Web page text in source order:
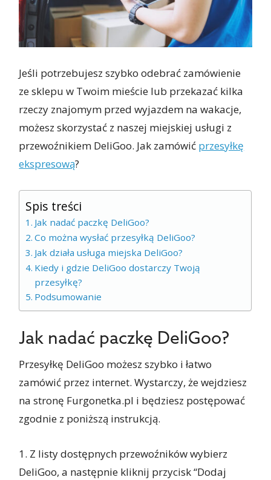
Jeśli potrzebujesz szybko odebrać zamówienie
ze sklepu w Twoim mieście lub przekazać kilka
rzeczy znajomym przed wyjazdem na wakacje,
możesz skorzystać z naszej miejskiej usługi z
przewoźnikiem DeliGoo. Jak zamówić przesyłkę
ekspresową?
Spis treści
Jak nadać paczkę DeliGoo?
Co można wysłać przesyłką DeliGoo?
Jak działa usługa miejska DeliGoo?
Kiedy i gdzie DeliGoo dostarczy Twoją
przesyłkę?
Podsumowanie
Jak nadać paczkę DeliGoo?
Przesyłkę DeliGoo możesz szybko i łatwo
zamówić przez internet. Wystarczy, że wejdziesz
na stronę Furgonetka.pl i będziesz postępować
zgodnie z poniższą instrukcją.
1. Z listy dostępnych przewoźników wybierz
DeliGoo, a następnie kliknij przycisk “Dodaj